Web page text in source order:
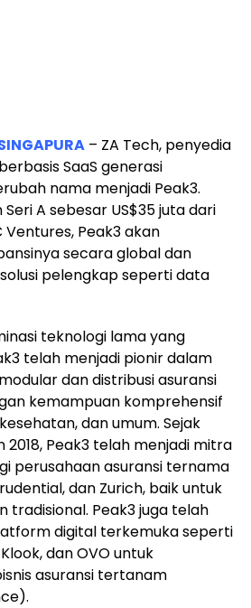
– ZA Tech, penyedia
SaaS generasi
nama menjadi Peak3.
A sebesar US$35 juta dari
Ventures, Peak3 akan
secara global dan
pelengkap seperti data
teknologi lama yang
telah menjadi pionir dalam
dan distribusi asuransi
kemampuan komprehensif
dan umum. Sejak
Peak3 telah menjadi mitra
perusahaan asuransi ternama
dan Zurich, baik untuk
tradisional. Peak3 juga telah
digital terkemuka seperti
dan OVO untuk
asuransi tertanam